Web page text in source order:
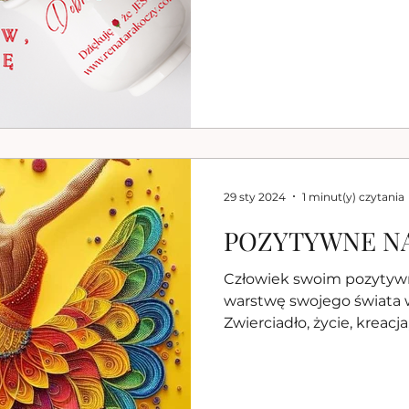
POZYTYWNE
Człowiek swoim
warstwę swojego świata
Zwierciadło,
29 sty 2024 1 minut(y) czytania